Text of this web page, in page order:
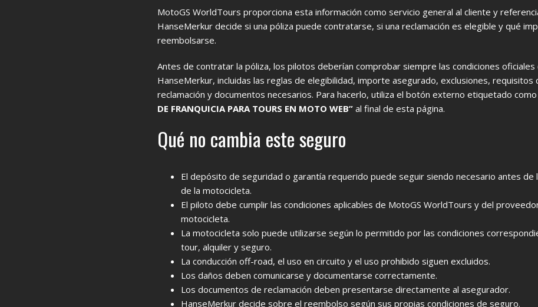
MotoGS WorldTours proporciona esta información como servicio general al cliente y
HanseMerkur decide si una póliza puede contratarse, si una reclamación es elegible y qué
reembolsarse.
Antes de contratar la póliza, los pilotos deberían comprobar siempre las condiciones oficiales
HanseMerkur, incluidas las reglas de elegibilidad, importe asegurado, exclusiones, requisitos
reclamación y documentos necesarios. Para hacerlo, utiliza el botón externo etiquetado como
DE FRANQUICIA PARA TOURS EN MOTO WEB” al final de esta página.
Qué no cambia este seguro
El depósito de seguridad o garantía requerido puede seguir siendo necesario antes de
de la motocicleta.
El piloto debe cumplir las condiciones aplicables de MotoGS WorldTours y del
motocicleta.
La motocicleta solo puede utilizarse según lo permitido por las condiciones
tour, alquiler y seguro.
La conducción off-road, el uso en circuito y el uso prohibido siguen excluidos.
Los daños deben comunicarse y documentarse correctamente.
Los documentos de reclamación deben presentarse directamente al asegurador.
HanseMerkur decide sobre el reembolso según sus propias condiciones de seguro.